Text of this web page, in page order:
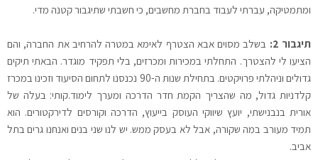
ומתמטיקה, עברתי לעבוד בחברת מחשבים, כי חשבתי שתיגבור קטנה מדי.
תיגבור 2:
בשלב מסוים אבא הצטרף לאימא במטרה להרחיב את החברה, והם
הציעו לי להצטרך. התחלתי במכירות ומכרזים, בלי תפקיד מוגדר. הבאתי תיקים
גדולים וניהלתי פרויקטים. בתחילת שנות ה-90 נכנסנו לתחום הסיעוד וזכינו במכרז
קלדניות גדול, מה שהצריך הקמת חדר הדרכה ומערך לימוד.קותי: בעלה של
אורית בנבנישתי, יועץ שיווקי העוסק בייעוץ, הדרכה וקורסים לדירקטורים. הוא
תמיד מעורב במה שקורה, אבל לא בעסק ממש. יש לנו שני בנים ואנחנו גרים בתל
אביב.